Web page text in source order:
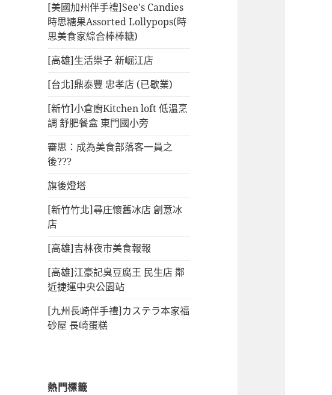
[美國加州伴手禮]See's Candies
時思糖果Assorted Lollypops(時
思美食家綜合棒棒糖)
[高雄]生活樂子 新崛江店
[台北]鼎泰豐 忠孝店 (已歇業)
[新竹]小倉廚Kitchen loft 低溫烹
調 舒肥餐盒 東門國小旁
審思：成為美食部落客一員之
後???
旗後燈塔
[新竹竹北]尋庄懷舊冰店 創意冰
店
[高雄]吉林夜市美食報報
[高雄]江豪記臭豆腐王 民生店 鄰
近捷運中央公園站
[九州長崎伴手禮]カステラ本家福
砂屋 長崎蛋糕
熱門標籤